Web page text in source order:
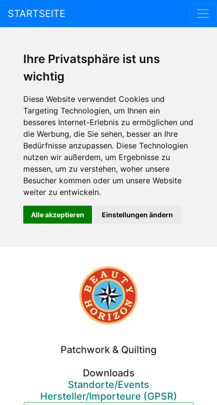
Ihre Privatsphäre ist uns
wichtig
Diese Website verwendet Cookies und
Targeting Technologien, um Ihnen ein
besseres Internet-Erlebnis zu ermöglichen und
die Werbung, die Sie sehen, besser an Ihre
Bedürfnisse anzupassen. Diese Technologien
nutzen wir außerdem, um Ergebnisse zu
messen, um zu verstehen, woher unsere
Besucher kommen oder um unsere Website
weiter zu entwickeln.
Alle akzeptieren Einstellungen ändern
STARTSEITE
Patchwork & Quilting
Downloads
Standorte/Events
Hersteller/Importeure (GPSR)